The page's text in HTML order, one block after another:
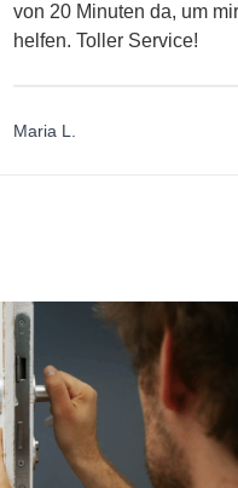
von 20 Minuten da, um mir
helfen. Toller Service!
Maria L.